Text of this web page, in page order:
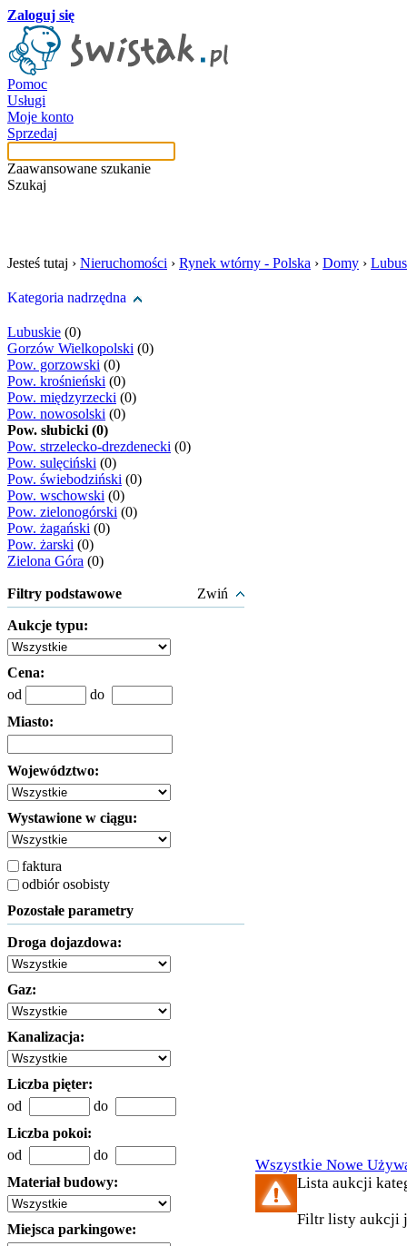
Zaloguj się
Pomoc
Usługi
Moje konto
Sprzedaj
Zaawansowane szukanie
Szukaj
Jesteś tutaj › Nieruchomości › Rynek wtórny - Polska › Domy ›
Kategoria nadrzędna
Lubuskie (0)
Gorzów Wielkopolski (0)
Pow. gorzowski (0)
Pow. krośnieński (0)
Pow. międzyrzecki (0)
Pow. nowosolski (0)
Pow. słubicki (0)
Pow. strzelecko-drezdenecki (0)
Pow. sulęciński (0)
Pow. świebodziński (0)
Pow. wschowski (0)
Pow. zielonogórski (0)
Pow. żagański (0)
Pow. żarski (0)
Zielona Góra (0)
Filtry podstawowe Zwiń
Aukcje typu:
Cena:
od
do
Miasto:
Województwo:
Wystawione w ciągu:
faktura
odbiór osobisty
Pozostałe parametry
Droga dojazdowa:
Gaz:
Kanalizacja:
Liczba pięter:
od
do
Liczba pokoi:
od
do
Materiał budowy:
Miejsca parkingowe:
Wszystkie Nowe
Lista aukcji
Filtr listy aukcji